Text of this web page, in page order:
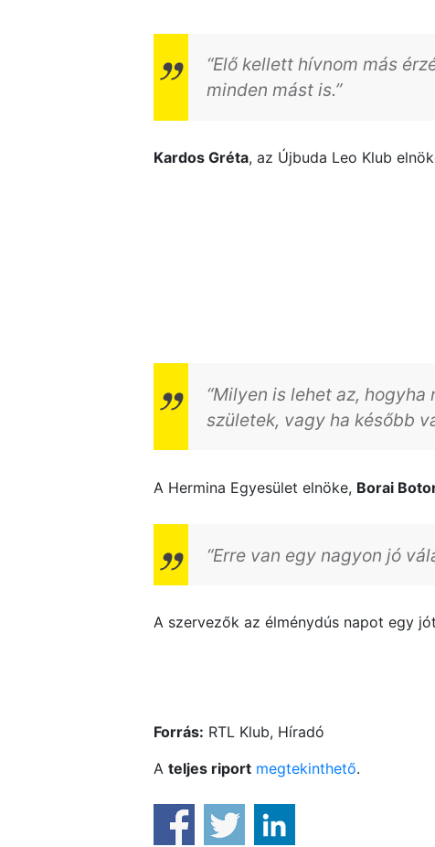
“Elő kellett hívnom más
minden mást is.”
Kardos Gréta, az Újbuda Leo Klub
“Milyen is lehet az,
születek, vagy ha később
A Hermina Egyesület elnöke, Borai
“Erre van egy nagyon jó
A szervezők az élménydús napot egy
Forrás: RTL Klub, Híradó
A teljes riport megtekinthető.